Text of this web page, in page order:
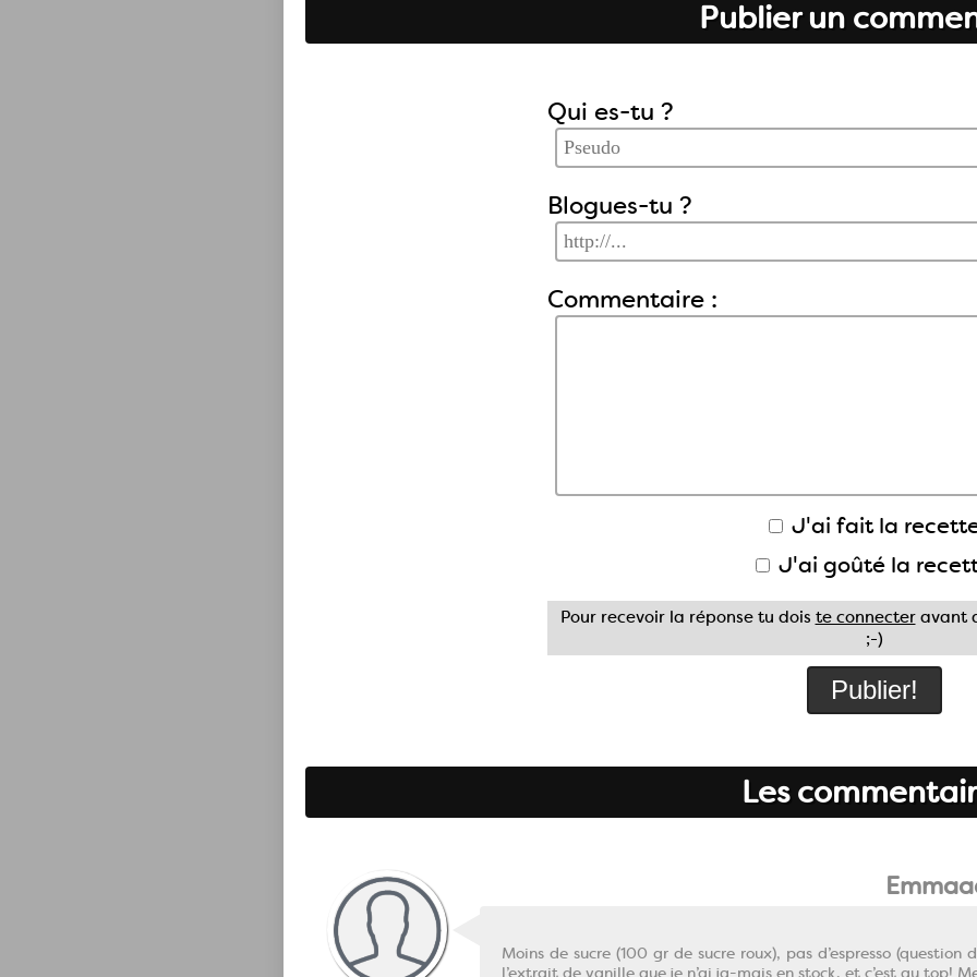
Publier un
Qui es-tu ?
Blogues-tu ?
Commentaire :
J'ai fait la
J'ai goûté la
Pour recevoir la réponse tu dois te connecteravant
;-)
Les
Moins de sucre (100 gr de sucre roux), pas d’espresso
l’extrait de vanille que je n’ai ja-mais en stock, et c’est au top!